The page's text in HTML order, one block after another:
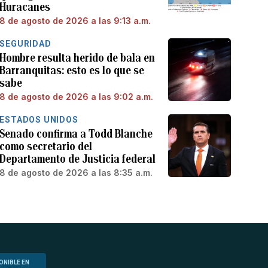
Huracanes
8 de agosto de 2026 a las 9:13 a.m.
SEGURIDAD
Hombre resulta herido de bala en
Barranquitas: esto es lo que se
sabe
8 de agosto de 2026 a las 9:02 a.m.
ESTADOS UNIDOS
Senado confirma a Todd Blanche
como secretario del
Departamento de Justicia federal
8 de agosto de 2026 a las 8:35 a.m.
EN